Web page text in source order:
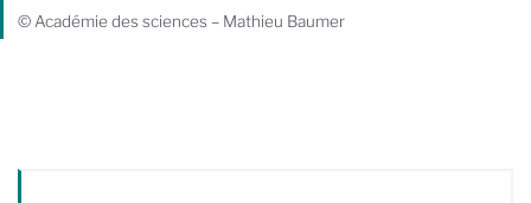
© Académie des sciences – Mathieu Baumer